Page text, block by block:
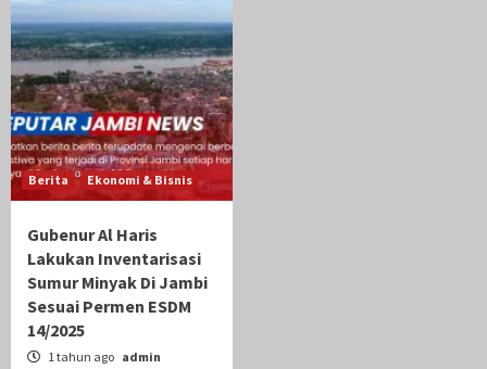
Berita Ekonomi & Bisnis
Gubenur Al Haris
Lakukan Inventarisasi
Sumur Minyak Di Jambi
Sesuai Permen ESDM
14/2025
1 tahun ago admin